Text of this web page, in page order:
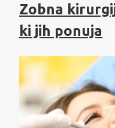
Zobna
ki jih ponuja